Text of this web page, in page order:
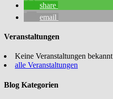
share
email
Veranstaltungen
Keine Veranstaltungen bekannt
alle Veranstaltungen
Blog Kategorien